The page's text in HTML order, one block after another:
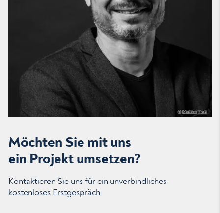
Möchten Sie mit uns
ein Projekt umsetzen?
Kontaktieren Sie uns für ein unverbindliches
kostenloses Erstgespräch.